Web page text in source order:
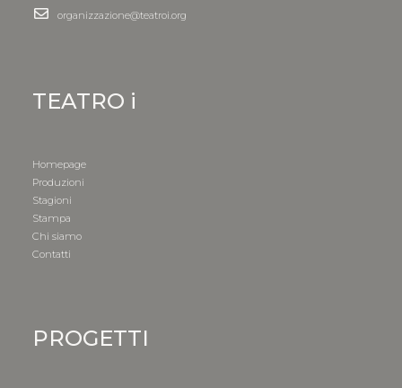
organizzazione@teatroi.org
TEATRO i
Homepage
Produzioni
Stagioni
Stampa
Chi siamo
Contatti
PROGETTI